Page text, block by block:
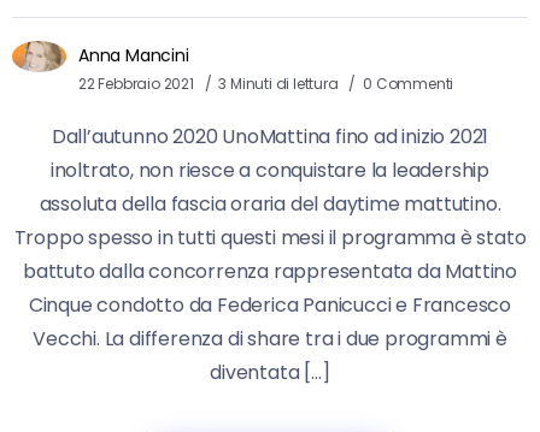
Anna Mancini
22 Febbraio 2021 3 Minuti di lettura 0 Commenti
Dall’autunno 2020 UnoMattina fino ad inizio 2021
inoltrato, non riesce a conquistare la leadership
assoluta della fascia oraria del daytime mattutino.
Troppo spesso in tutti questi mesi il programma è stato
battuto dalla concorrenza rappresentata da Mattino
Cinque condotto da Federica Panicucci e Francesco
Vecchi. La differenza di share tra i due programmi è
diventata […]